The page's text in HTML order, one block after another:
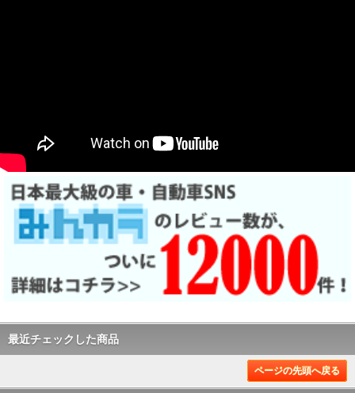
最近チェックした商品
ページの先頭へ戻る